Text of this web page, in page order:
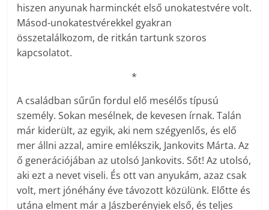
hiszen anyunak harminckét első unokatestvére volt.
Másod-unokatestvérekkel gyakran
összetalálkozom, de ritkán tartunk szoros
kapcsolatot.
*
A családban sűrűn fordul elő mesélős típusú
személy. Sokan mesélnek, de kevesen írnak. Talán
már kiderült, az egyik, aki nem szégyenlős, és elő
mer állni azzal, amire emlékszik, Jankovits Márta. Az
ő generációjában az utolsó Jankovits. Sőt! Az utolsó,
aki ezt a nevet viseli. És ott van anyukám, azaz csak
volt, mert jónéhány éve távozott közülünk. Előtte és
utána elment már a Jászberényiek első, és teljes